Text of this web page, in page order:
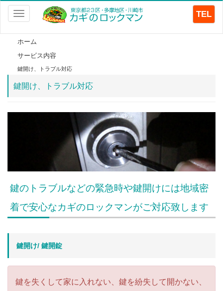
Toggle
navigation
TEL
ホーム
サービス内容
鍵開け、トラブル対応
鍵開け、トラブル対応
鍵のトラブルなどの緊急時や鍵開けには地域密
着で安心なカギのロックマンがご対応致します
鍵開け/ 鍵開錠
鍵を失くして家に入れない、鍵を紛失して開かない、